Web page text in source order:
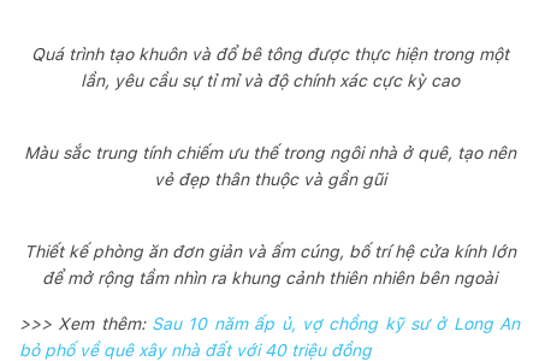
Quá trình tạo khuôn và đổ bê tông được thực hiện trong một
lần, yêu cầu sự tỉ mỉ và độ chính xác cực kỳ cao
Màu sắc trung tính chiếm ưu thế trong ngôi nhà ở quê, tạo nên
vẻ đẹp thân thuộc và gần gũi
Thiết kế phòng ăn đơn giản và ấm cúng, bố trí hệ cửa kính lớn
để mở rộng tầm nhìn ra khung cảnh thiên nhiên bên ngoài
>>> Xem thêm: Sau 10 năm ấp ủ, vợ chồng kỹ sư ở Long An
bỏ phố về quê xây nhà đất với 40 triệu đồng